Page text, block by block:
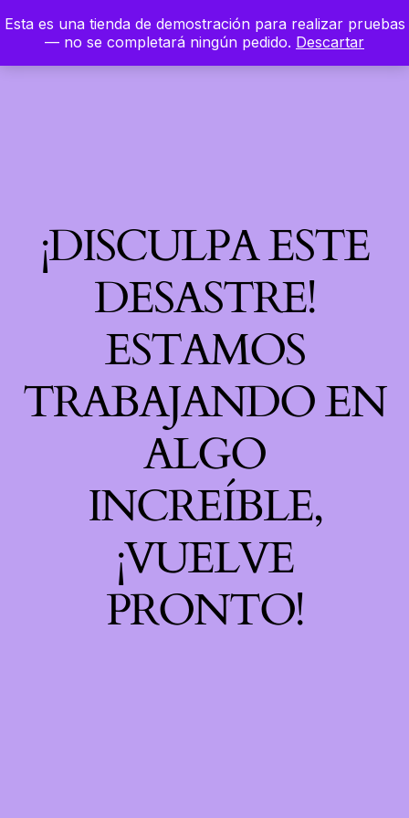
Esta es una tienda de demostración para realizar pruebas
— no se completará ningún pedido. Descartar
Hierbaloca LinkedIn
Instagram
Facebook
Acceder
¡DISCULPA ESTE
DESASTRE!
ESTAMOS
TRABAJANDO EN
ALGO
INCREÍBLE,
¡VUELVE
PRONTO!